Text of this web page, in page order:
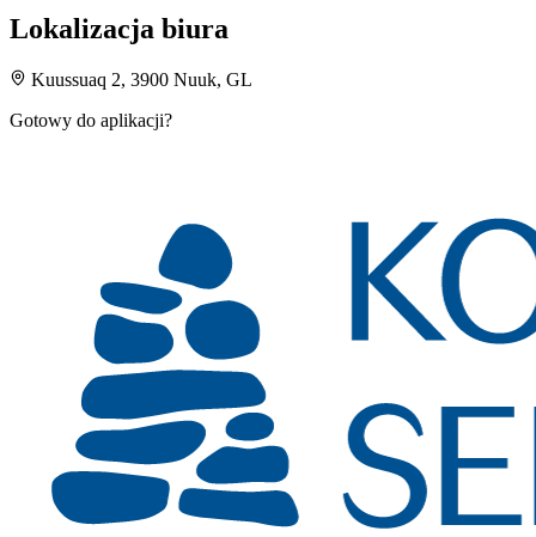
Lokalizacja biura
Kuussuaq 2, 3900 Nuuk, GL
Gotowy do aplikacji?